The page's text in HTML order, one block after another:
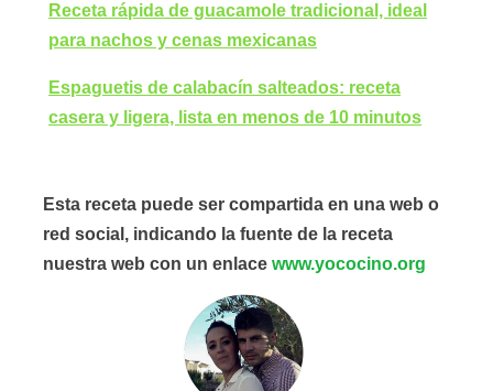
Receta rápida de guacamole tradicional, ideal
para nachos y cenas mexicanas
Espaguetis de calabacín salteados: receta
casera y ligera, lista en menos de 10 minutos
Esta receta puede ser compartida en una web o
red social, indicando la fuente de la receta
nuestra web con un enlace www.yococino.org